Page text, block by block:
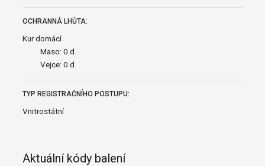
OCHRANNÁ LHŮTA:
Kur domácí
Maso: 0 d.
Vejce: 0 d.
TYP REGISTRAČNÍHO POSTUPU:
Vnitrostátní
Aktuální kódy balení